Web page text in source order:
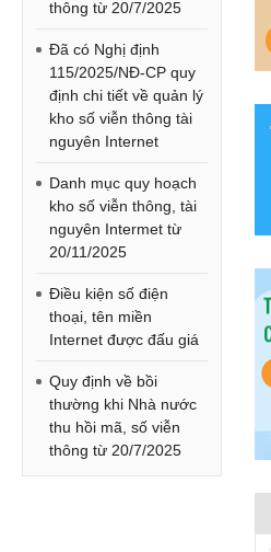
thông từ 20/7/2025
Đã có Nghị định
115/2025/NĐ-CP quy
định chi tiết về quản lý
kho số viễn thông tài
nguyên Internet
Danh mục quy hoạch
kho số viễn thông, tài
nguyên Intermet từ
20/11/2025
Điều kiện số điện
thoại, tên miền
Internet được đấu giá
Quy định về bồi
thường khi Nhà nước
thu hồi mã, số viễn
thông từ 20/7/2025